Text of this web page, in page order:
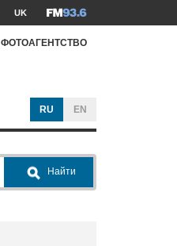
UK
ФОТОАГЕНТСТВО
RU EN
Найти